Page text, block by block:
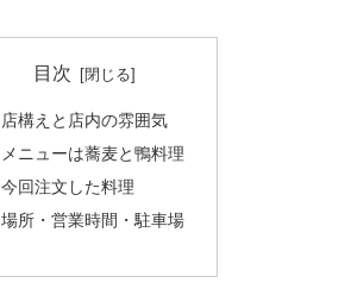
目次
店構えと店内の雰囲気
メニューは蕎麦と鴨料理
今回注文した料理
場所・営業時間・駐車場